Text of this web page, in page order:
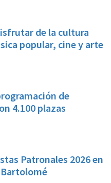
de la cultura
popular, cine y arte
de
4.100 plazas
Patronales 2026 en